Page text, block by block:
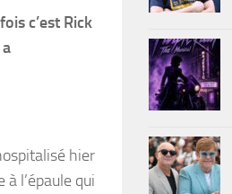
c’est Rick
hier
l’épaule qui